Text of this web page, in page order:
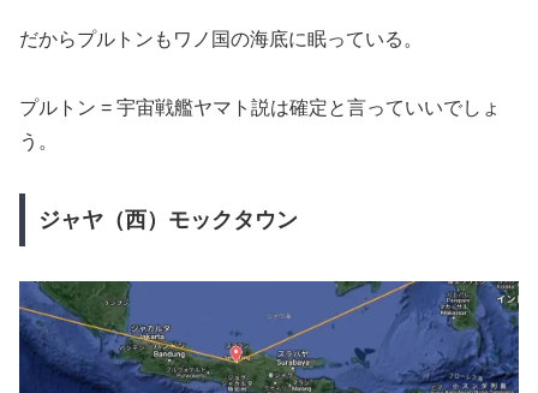
だからプルトンもワノ国の海底に眠っている。
プルトン = 宇宙戦艦ヤマト説は確定と言っていいでしょ
う。
ジャヤ（西）モックタウン